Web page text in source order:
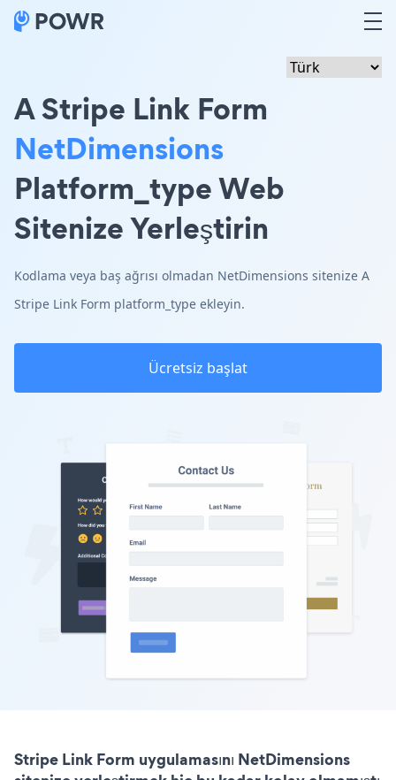
A Stripe Link Form
NetDimensions
Platform_type Web
Sitenize Yerleştirin
Kodlama veya baş ağrısı olmadan NetDimensions sitenize A
Stripe Link Form platform_type ekleyin.
Ücretsiz başlat
Stripe Link Form uygulamasını NetDimensions